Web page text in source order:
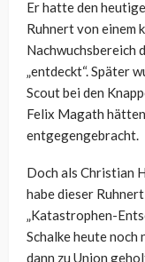
Er hatte den
Ruhnert von einem
Nachwuchsbereich
„entdeckt“. Später
Scout bei den
Felix Magath
entgegengebracht.
Doch als Christian
habe dieser
„Katastrophen-
Schalke heute noch
dann zu Union